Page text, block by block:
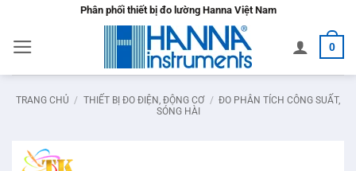
nội
dung
Phân phối thiết bị đo lường Hanna Việt Nam
0
TRANG CHỦ / THIẾT BỊ ĐO ĐIỆN, ĐỘNG CƠ / ĐO PHÂN TÍCH CÔNG SUẤT,
SÓNG HÀI